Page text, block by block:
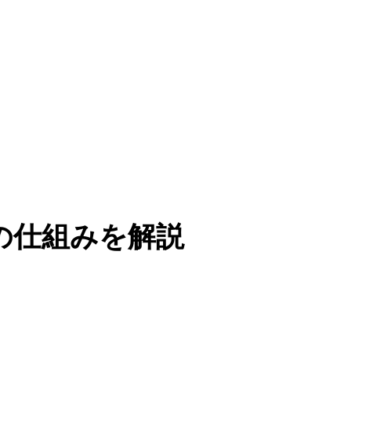
仕組みを解説